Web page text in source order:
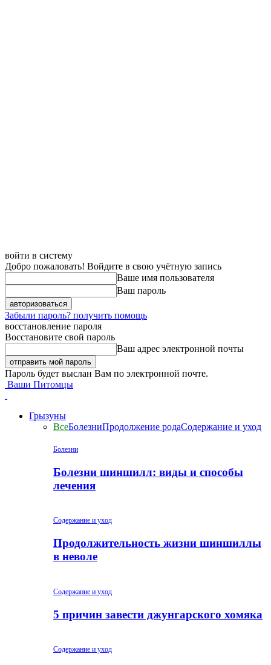
войти в систему
Добро пожаловать! Войдите в свою учётную запись
Ваше имя пользователя
Ваш пароль
Забыли пароль? получить помощь
восстановление пароля
Восстановите свой пароль
Ваш адрес электронной почты
Пароль будет выслан Вам по электронной почте.
Ваши Питомцы
Грызуны
ВсеБолезниПродолжение родаСодержание и уход
Болезни
Болезни шиншилл: виды и способы
лечения
Содержание и уход
Продолжительность жизни шиншиллы
в неволе
Содержание и уход
5 причин завести джунгарского хомяка
Содержание и уход